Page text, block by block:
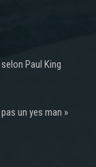
Paul King
un yes man »